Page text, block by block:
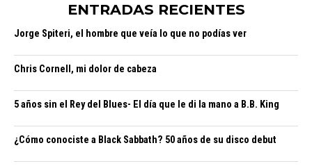
ENTRADAS RECIENTES
Jorge Spiteri, el hombre que veía lo que no podías ver
Chris Cornell, mi dolor de cabeza
5 años sin el Rey del Blues- El día que le di la mano a B.B. King
¿Cómo conociste a Black Sabbath? 50 años de su disco debut